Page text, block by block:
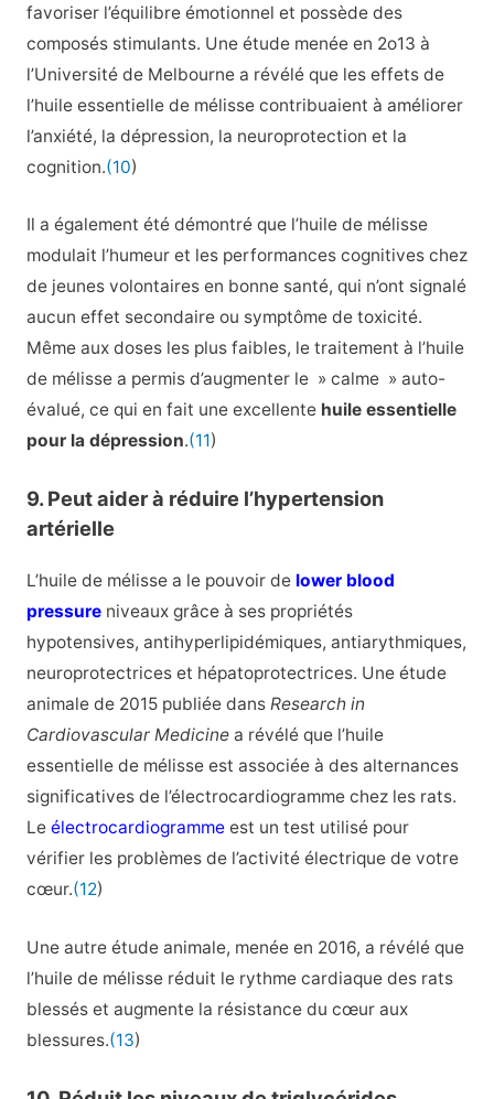
favoriser l’équilibre émotionnel et possède des
composés stimulants. Une étude menée en 2o13 à
l’Université de Melbourne a révélé que les effets de
l’huile essentielle de mélisse contribuaient à améliorer
l’anxiété, la dépression, la neuroprotection et la
cognition.(10)
Il a également été démontré que l’huile de mélisse
modulait l’humeur et les performances cognitives chez
de jeunes volontaires en bonne santé, qui n’ont signalé
aucun effet secondaire ou symptôme de toxicité.
Même aux doses les plus faibles, le traitement à l’huile
de mélisse a permis d’augmenter le » calme » auto-
évalué, ce qui en fait une excellente huile essentielle
pour la dépression.(11)
9. Peut aider à réduire l’hypertension
artérielle
L’huile de mélisse a le pouvoir de lower blood
pressureniveaux grâce à ses propriétés
hypotensives, antihyperlipidémiques, antiarythmiques,
neuroprotectrices et hépatoprotectrices. Une étude
animale de 2015 publiée dans Research in
Cardiovascular Medicinea révélé que l’huile
essentielle de mélisse est associée à des alternances
significatives de l’électrocardiogramme chez les rats.
Le électrocardiogrammeest un test utilisé pour
vérifier les problèmes de l’activité électrique de votre
cœur.(12)
Une autre étude animale, menée en 2016, a révélé que
l’huile de mélisse réduit le rythme cardiaque des rats
blessés et augmente la résistance du cœur aux
blessures.(13)